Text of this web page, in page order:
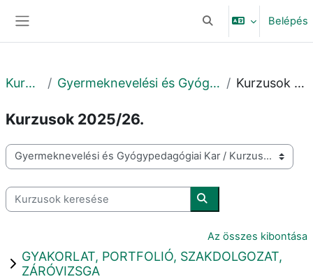
Keresési bemeneti
Belépés
Kurzusok Gyermeknevelési és Gyógypedagógiai Kar Kurzusok 2025/26.
Kurzusok 2025/26.
Kurzuskategóriák
Kurzusok keresése
Kurzusok keresése
Az összes kibontása
GYAKORLAT, PORTFOLIÓ, SZAKDOLGOZAT,
ZÁRÓVIZSGA